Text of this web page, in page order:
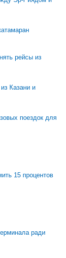
рейсы из
Казани и
поездок для
15 процентов
ради